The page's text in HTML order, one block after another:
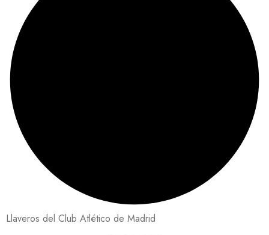
Llaveros del Club Atlético de Madrid